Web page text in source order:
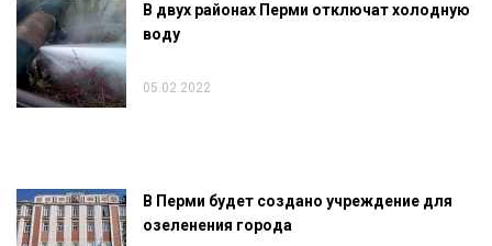
В двух районах Перми отключат холодную
воду
05.02.2022
В Перми будет создано учреждение для
озеленения города